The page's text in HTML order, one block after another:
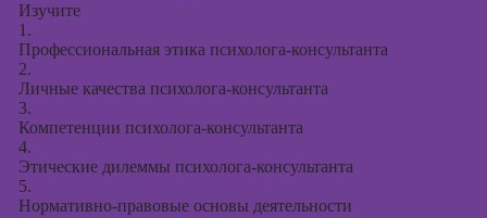
Изучите
1.
Профессиональная этика психолога-консультанта
2.
Личные качества психолога-консультанта
3.
Компетенции психолога-консультанта
4.
Этические дилеммы психолога-консультанта
5.
Нормативно-правовые основы деятельности